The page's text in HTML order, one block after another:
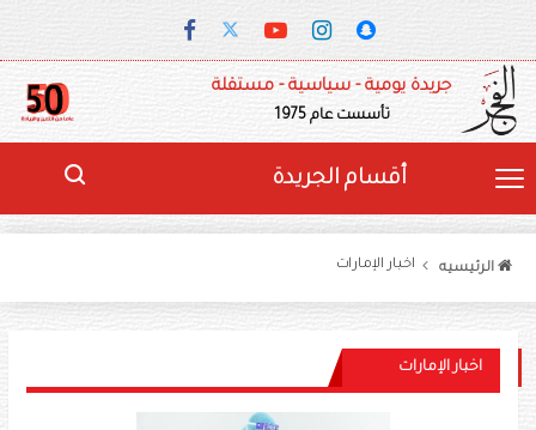
جريدة يومية - سياسية - مستقلة
تأسست عام 1975
أقسام الجريدة
الرئيسيه اخبار الإمارات
اخبار الإمارات